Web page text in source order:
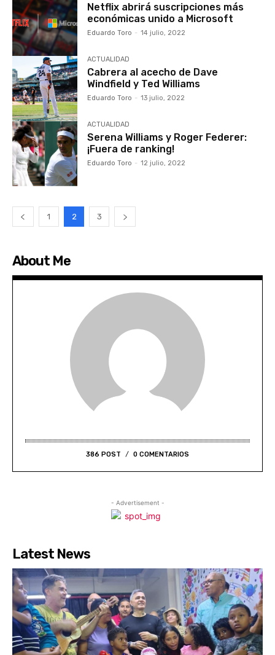
Netflix abrirá suscripciones más
económicas unido a Microsoft
Eduardo Toro - 14 julio, 2022
ACTUALIDAD
Cabrera al acecho de Dave
Windfield y Ted Williams
Eduardo Toro - 13 julio, 2022
ACTUALIDAD
Serena Williams y Roger Federer:
¡Fuera de ranking!
Eduardo Toro - 12 julio, 2022
1 2 3
About Me
386 POST 0 COMENTARIOS
- Advertisement -
Latest News